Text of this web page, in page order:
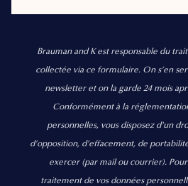
Brauman and K est responsable du
collectée via ce formulaire. On s’en
newsletter et on la garde 24 mois
Conformément à la
personnelles, vous disposez d'un
d’opposition, d’effacement, de
exercer (par mail ou courrier).
traitement de vos données